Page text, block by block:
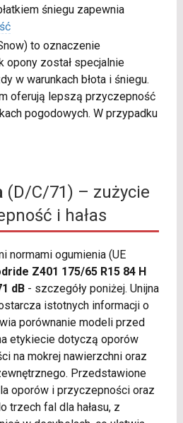
śniegu zapewnia
to oznaczenie
opony został specjalnie
w warunkach błota i śniegu.
oferują lepszą przyczepność
pogodowych. W przypadku
(D/C/71) – zużycie
i hałas
normami ogumienia (UE
Z401 175/65 R15 84 H
dB- szczegóły poniżej. Unijna
istotnych informacji o
porównanie modeli przed
etykiecie dotyczą oporów
na mokrej nawierzchni oraz
Przedstawione
oporów i przyczepności oraz
trzech fal dla hałasu, z